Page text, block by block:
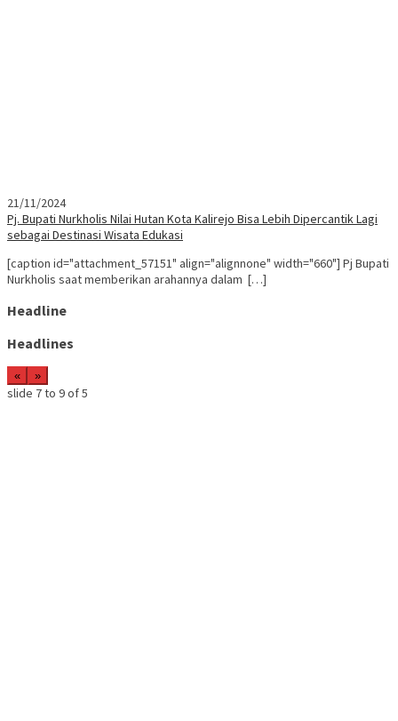
21/11/2024
Pj. Bupati Nurkholis Nilai Hutan Kota Kalirejo Bisa Lebih Dipercantik Lagi
sebagai Destinasi Wisata Edukasi
[caption id="attachment_57151" align="alignnone" width="660"] Pj Bupati
Nurkholis saat memberikan arahannya dalam […]
Headline
Headlines
« »
slide 7 to 9of 5